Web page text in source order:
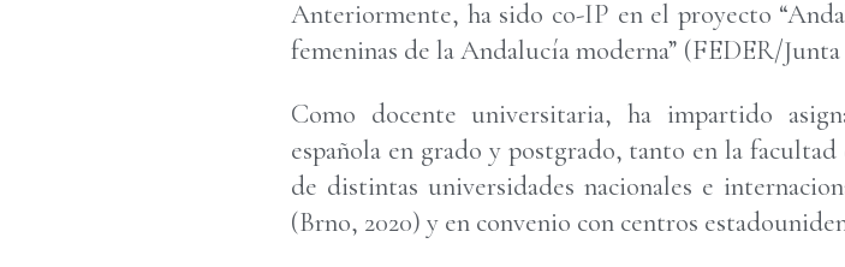
Anteriormente, ha sido co-IP en el proyecto
femeninas de la Andalucía moderna” (FEDER/
Como docente universitaria, ha impartido
española en grado y postgrado, tanto en la
de distintas universidades nacionales e
(Brno, 2020) y en convenio con centros